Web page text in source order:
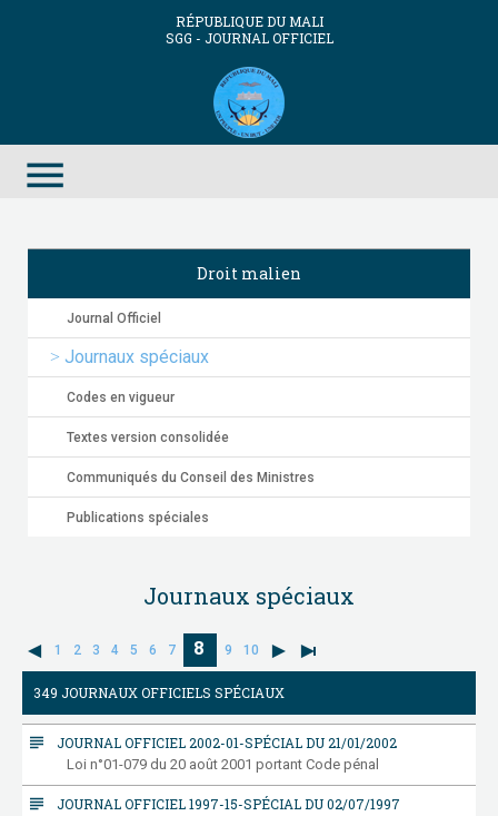
RÉPUBLIQUE DU MALI
SGG - JOURNAL OFFICIEL
menu
Droit malien
Journal Officiel
Journaux spéciaux
Codes en vigueur
Textes version consolidée
Communiqués du Conseil des Ministres
Publications spéciales
Journaux spéciaux
1 2 3 4 5 6 7 8 9 10
349 JOURNAUX OFFICIELS SPÉCIAUX
subject JOURNAL OFFICIEL 2002-01-SPÉCIAL DU 21/01/2002
Loi n°01-079 du 20 août 2001 portant Code pénal
subject JOURNAL OFFICIEL 1997-15-SPÉCIAL DU 02/07/1997